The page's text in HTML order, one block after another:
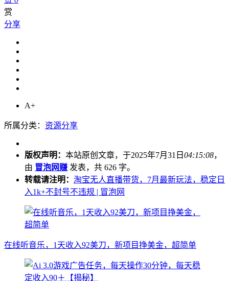
赏
分享
A+
所属分类： 资源分享
版权声明： 本站原创文章，于2025年7月31日 04:15:08，
由 冒泡网赚 发表，共 626 字。
转载请注明： 淘宝无人直播带货，7月最新玩法，稳定日
入1k+不封号不违规 | 冒泡网
在线听音乐，1天收入92美刀，新项目挣美金，超简单